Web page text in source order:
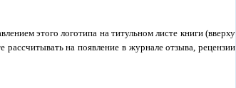
этого логотипа на титульном листе книги (вверху
на появление в журнале отзыва, рецензии